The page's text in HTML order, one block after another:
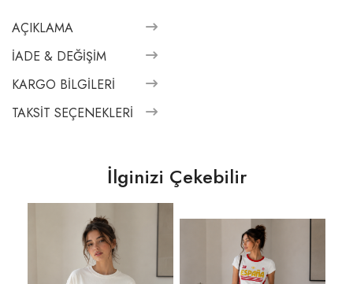
AÇIKLAMA
İADE & DEĞIŞIM
KARGO BILGILERI
TAKSIT SEÇENEKLERI
İlginizi Çekebilir